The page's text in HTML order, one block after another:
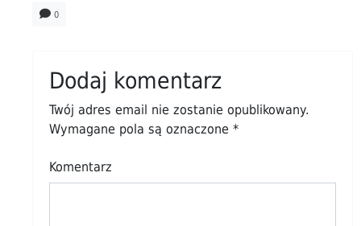
0
Dodaj komentarz
Twój adres email nie zostanie opublikowany.
Wymagane pola są oznaczone *
Komentarz